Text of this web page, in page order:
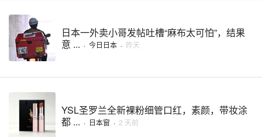
日本一外卖小哥发帖吐槽“麻布太可怕”，结果
意 ... · 今日日本 · 昨天
YSL圣罗兰全新裸粉细管口红，素颜，带妆涂
都 ... · 日本窗 · 2 天前